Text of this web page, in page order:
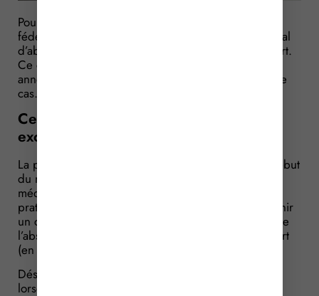
Pour pouvoir pratiquer du sport au sein d’une
fédération, le sportif doit obtenir un certificat médical
d’absence de contre-indication à la pratique du sport.
Ce certificat devait jusqu’ici être renouvelé chaque
année. Il semble que cela ne soit plus (totalement) le
cas…
Certificat médical = valable 3 ans (sauf
exceptions) !
La période s’écoulant de la fin du mois d’août au début
du mois de septembre est celle à laquelle les
médecins voient toutes les personnes souhaitant
pratiquer un sport prendre rendez-vous afin d’obtenir
un certificat médical. Ce certificat médical mentionne
l’absence de contre-indications à la pratique du sport
(en compétition ou non).
Désormais, ce certificat médical sera valable 3 ans
lorsqu’il permet la participation aux compétitions